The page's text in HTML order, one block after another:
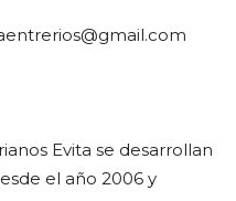
Evita se desarrollan
el año 2006 y